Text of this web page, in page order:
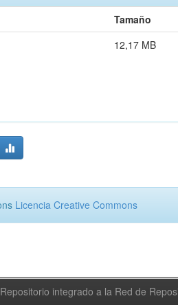
Tamaño
12,17 MB
Licencia Creative Commons
Repositorio integrado a la Red de